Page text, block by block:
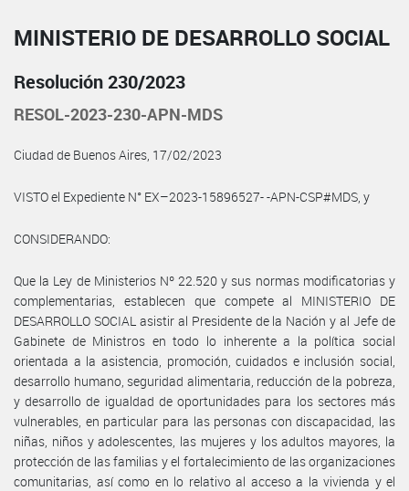
MINISTERIO DE DESARROLLO SOCIAL
Resolución 230/2023
RESOL-2023-230-APN-MDS
Ciudad de Buenos Aires, 17/02/2023
VISTO el Expediente N° EX–2023-15896527- -APN-CSP#MDS, y
CONSIDERANDO:
Que la Ley de Ministerios Nº 22.520 y sus normas modificatorias y
complementarias, establecen que compete al MINISTERIO DE
DESARROLLO SOCIAL asistir al Presidente de la Nación y al Jefe de
Gabinete de Ministros en todo lo inherente a la política social
orientada a la asistencia, promoción, cuidados e inclusión social,
desarrollo humano, seguridad alimentaria, reducción de la pobreza,
y desarrollo de igualdad de oportunidades para los sectores más
vulnerables, en particular para las personas con discapacidad, las
niñas, niños y adolescentes, las mujeres y los adultos mayores, la
protección de las familias y el fortalecimiento de las organizaciones
comunitarias, así como en lo relativo al acceso a la vivienda y el